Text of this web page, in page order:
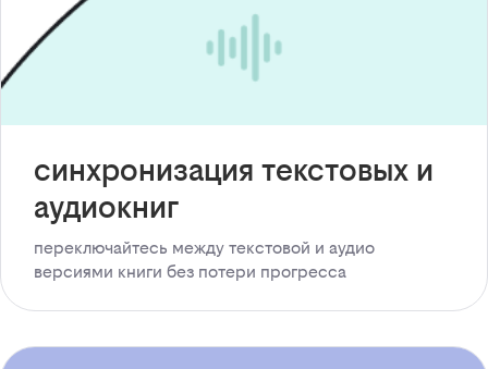
синхронизация текстовых и
аудиокниг
переключайтесь между текстовой и аудио
версиями книги без потери прогресса